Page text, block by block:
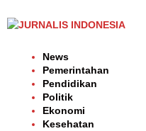
ke
News
Pemerintahan
Pendidikan
Politik
Ekonomi
Kesehatan